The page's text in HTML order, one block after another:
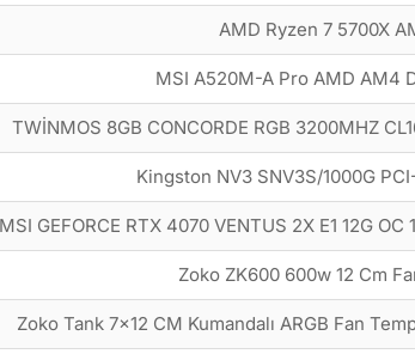
AMD Ryzen 7 5700X
MSI A520M-A Pro AMD AM4
TWİNMOS 8GB CONCORDE RGB 3200MHZ
Kingston NV3 SNV3S/1000G
MSI GEFORCE RTX 4070 VENTUS 2X E1 12G
Zoko ZK600 600w 12 Cm
Zoko Tank 7x12 CM Kumandalı ARGB Fan